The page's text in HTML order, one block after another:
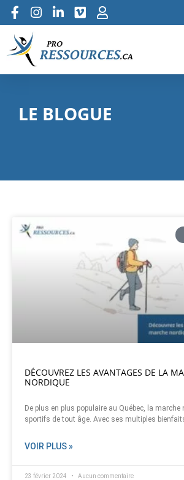
LE BLOGUE
DÉCOUVREZ LES AVANTAGES DE LA
NORDIQUE
De plus en plus populaire au Québec, la
sportifs de tout âge. Avec ses multiples
VOIR PLUS »
23 février 2024 Aucun commentaire